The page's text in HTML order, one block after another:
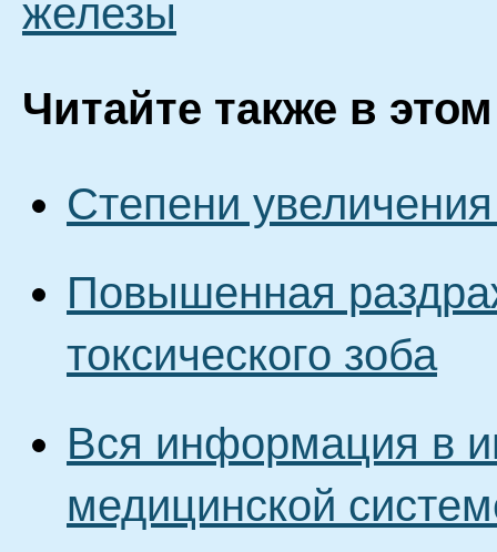
железы
Читайте также в
Степени
Повышенная
токсического зоба
Вся информация в
медицинской